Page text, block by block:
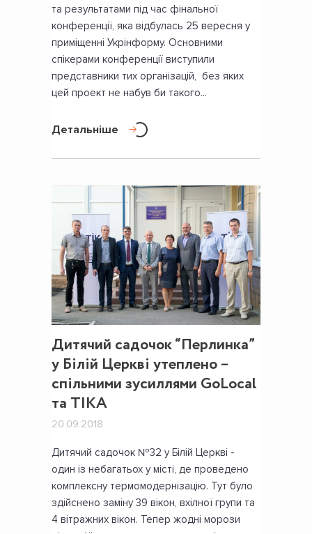
та результатами під час фінальної
конференції, яка відбулась 25 вересня у
приміщенні Укрінформу. Основними
спікерами конференції виступили
представники тих організацій, без яких
цей проект не набув би такого...
Детальніше
Дитячий садочок “Перлинка”
у Білій Церкві утеплено –
спільними зусиллями GoLocal
та TIKA
20.09.2018
Дитячий садочок №32 у Білій Церкві -
один із небагатьох у місті, де проведено
комплексну термомодернізацію. Тут було
здійснено заміну 39 вікон, вхілної групи та
4 вітражних вікон. Тепер жодні морози